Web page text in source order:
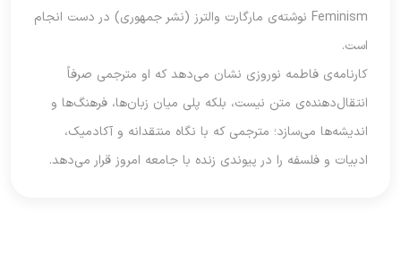
Feminism نوشته‌ی مارگارت والترز (نشر جمهوری) در دست انجام
است.
کارنامه‌ی فاطمه نوروزی نشان می‌دهد که او مترجمی صرفاً
انتقال‌دهنده‌ی متن نیست، بلکه پلی میان زبان‌ها، فرهنگ‌ها و
اندیشه‌ها می‌سازد؛ مترجمی که با نگاه منتقدانه و آکادمیک،
ادبیات و فلسفه را در پیوندی زنده با جامعه امروز قرار می‌دهد.